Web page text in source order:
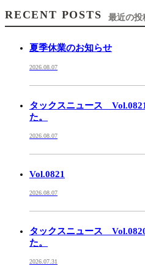
RECENT POSTS 最近の投
夏季休業のお知らせ
2026.08.07
タックスニュース
た。
2026.08.07
Vol.0821
2026.08.07
タックスニュース
た。
2026.07.31